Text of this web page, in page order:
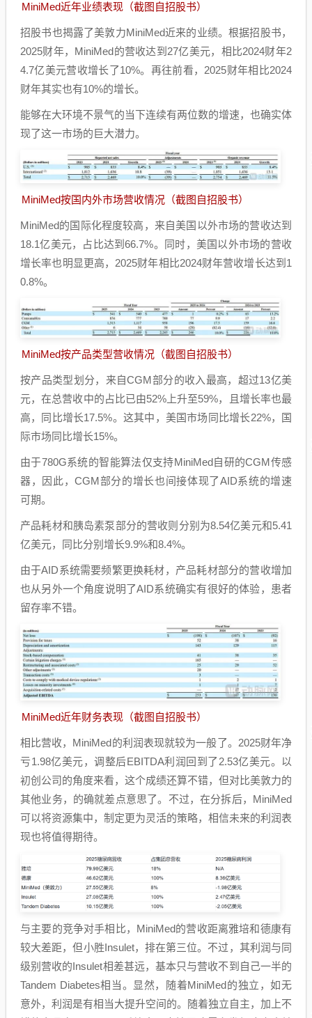
MiniMed近年业绩表现（截图自招股书）
招股书也揭露了美敦力MiniMed近来的业绩。根据招股书，
2025财年，MiniMed的营收达到27亿美元，相比2024财年2
4.7亿美元营收增长了10%。再往前看，2025财年相比2024
财年其实也有10%的增长。
能够在大环境不景气的当下连续有两位数的增速，也确实体
现了这一市场的巨大潜力。
MiniMed按国内外市场营收情况（截图自招股书）
MiniMed的国际化程度较高，来自美国以外市场的营收达到
18.1亿美元，占比达到66.7%。同时，美国以外市场的营收
增长率也明显更高，2025财年相比2024财年营收增长达到1
0.8%。
MiniMed按产品类型营收情况（截图自招股书）
按产品类型划分，来自CGM部分的收入最高，超过13亿美
元，在总营收中的占比已由52%上升至59%，且增长率也最
高，同比增长17.5%。这其中，美国市场同比增长22%，国
际市场同比增长15%。
由于780G系统的智能算法仅支持MiniMed自研的CGM传感
器，因此，CGM部分的增长也间接体现了AID系统的增速
可期。
产品耗材和胰岛素泵部分的营收则分别为8.54亿美元和5.41
亿美元，同比分别增长9.9%和8.4%。
由于AID系统需要频繁更换耗材，产品耗材部分的营收增加
也从另外一个角度说明了AID系统确实有很好的体验，患者
留存率不错。
MiniMed近年财务表现（截图自招股书）
相比营收，MiniMed的利润表现就较为一般了。2025财年净
亏1.98亿美元，调整后EBITDA利润回到了2.53亿美元。以
初创公司的角度来看，这个成绩还算不错，但对比美敦力的
其他业务，的确就差点意思了。不过，在分拆后，MiniMed
可以将资源集中，制定更为灵活的策略，相信未来的利润表
现也将值得期待。
与主要的竞争对手相比，MiniMed的营收距离雅培和德康有
较大差距，但小胜Insulet，排在第三位。不过，其利润与同
级别营收的Insulet相差甚远，基本只与营收不到自己一半的
Tandem Diabetes相当。显然，随着MiniMed的独立，如无
意外，利润是有相当大提升空间的。随着独立自主，加上不